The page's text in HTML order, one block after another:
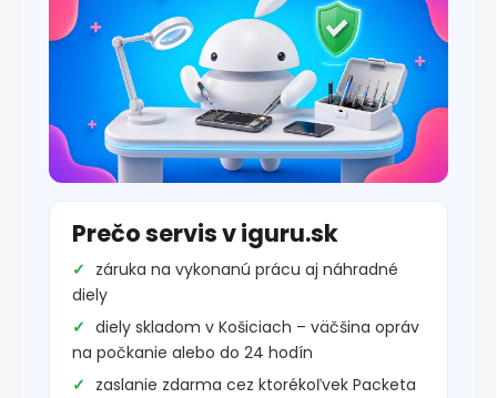
Prečo servis v iguru.sk
záruka na vykonanú prácu aj náhradné
diely
diely skladom v Košiciach – väčšina opráv
na počkanie alebo do 24 hodín
zaslanie zdarma cez ktorékoľvek Packeta